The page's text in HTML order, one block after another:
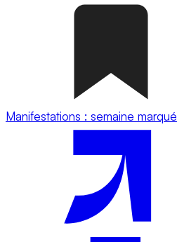
Manifestations : semaine